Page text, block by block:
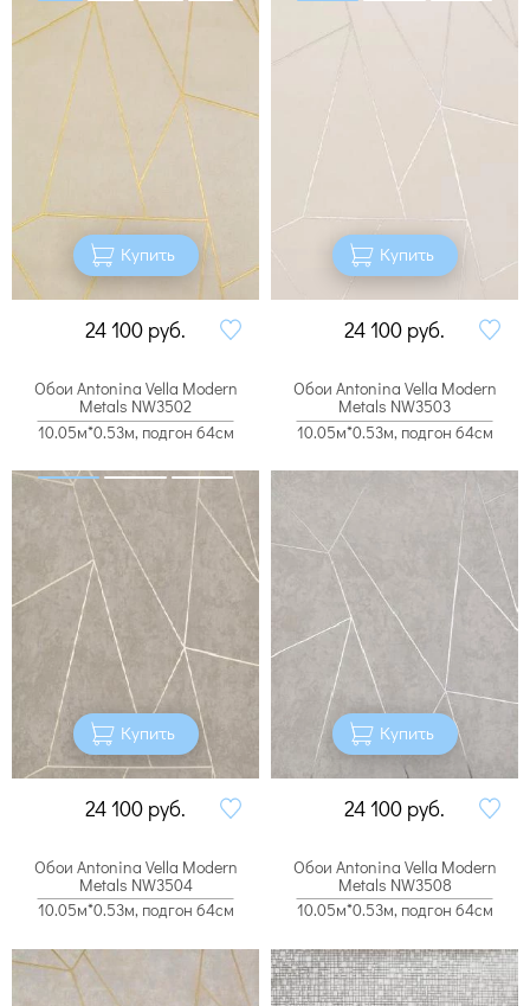
Купить
24 100 руб.
Купить
24 100 руб.
Обои Antonina Vella Modern
Metals NW3502
10.05м*0.53м, подгон 64см
Купить
24 100 руб.
Обои Antonina Vella Modern
Metals NW3503
10.05м*0.53м, подгон 64см
Купить
24 100 руб.
Обои Antonina Vella Modern
Metals NW3504
10.05м*0.53м, подгон 64см
Обои Antonina Vella Modern
Metals NW3508
10.05м*0.53м, подгон 64см